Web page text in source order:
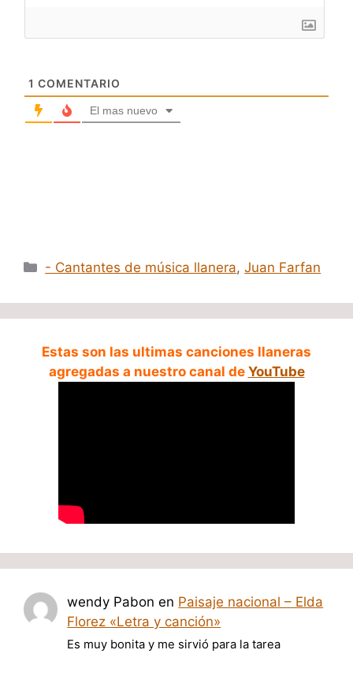
1 COMENTARIO
El mas nuevo
Categorías
- Cantantes de música llanera,Juan Farfan
Estas son las ultimas canciones llaneras
agregadas a nuestro canal de YouTube
wendy Pabon en Paisaje nacional – Elda
Florez «Letra y canción»
Es muy bonita y me sirvió para la tarea